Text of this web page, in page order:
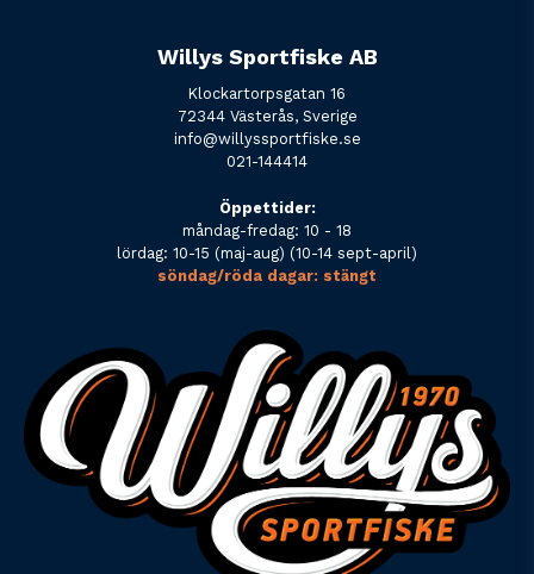
Willys Sportfiske AB
Klockartorpsgatan 16
72344 Västerås, Sverige
info@willyssportfiske.se
021-144414
Öppettider:
måndag-fredag: 10 - 18
lördag: 10-15 (maj-aug) (10-14 sept-april)
söndag/röda dagar: stängt